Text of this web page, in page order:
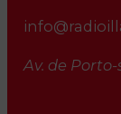
Av. de